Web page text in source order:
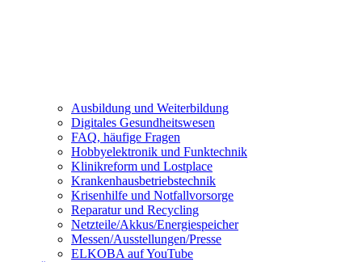
Ausbildung und Weiterbildung
Digitales Gesundheitswesen
FAQ, häufige Fragen
Hobbyelektronik und Funktechnik
Klinikreform und Lostplace
Krankenhausbetriebstechnik
Krisenhilfe und Notfallvorsorge
Reparatur und Recycling
Netzteile/Akkus/Energiespeicher
Messen/Ausstellungen/Presse
ELKOBA auf YouTube